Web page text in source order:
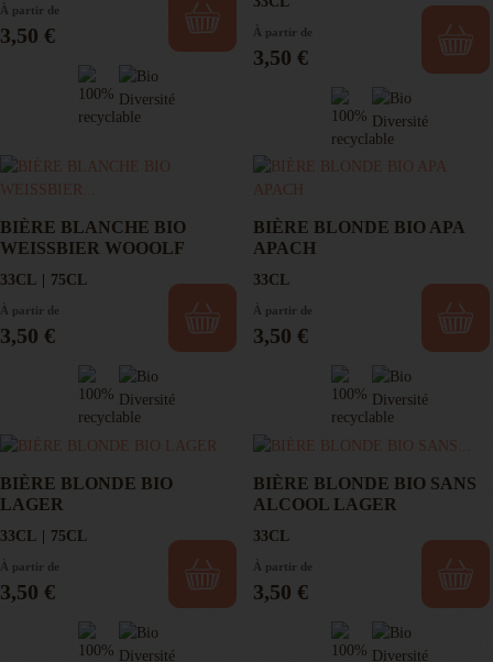
Bières locales bio LALUNE (10)
Promos et produits du moment (27)
À partir de
Prix
3,50 € À partir de
Prix
3,50 €
BIÈRE BLANCHE BIO
WEISSBIER WOOOLF
33CL 75CL
À partir de
Prix
3,50 €
BIÈRE BLONDE BIO APA
APACH
33CL
À partir de
Prix
3,50 €
BIÈRE BLONDE BIO
LAGER
33CL 75CL
À partir de
Prix
3,50 €
BIÈRE BLONDE BIO SANS
ALCOOL LAGER
33CL
À partir de
Prix
3,50 €